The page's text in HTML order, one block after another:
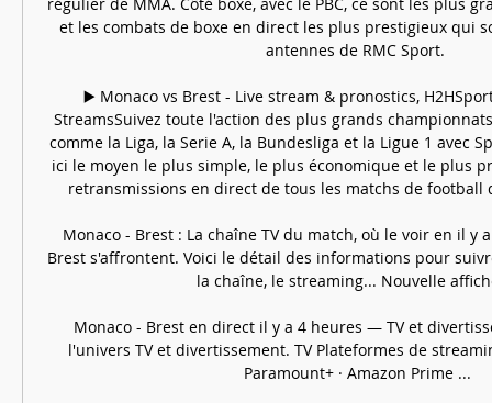
et les combats de boxe en direct les plus prestigieux qui
antennes de RMC Sport.
▶️ Monaco vs Brest - Live stream & pronostics,
StreamsSuivez toute l'action des plus grands
comme la Liga, la Serie A, la Bundesliga et la Ligue 1 avec
ici le moyen le plus simple, le plus économique et le plus
retransmissions en direct de tous les matchs de
Monaco - Brest : La chaîne TV du match, où le voir en il y
Brest s'affrontent. Voici le détail des informations pour
la chaîne, le streaming... Nouvelle
Monaco - Brest en direct il y a 4 heures — TV et
l'univers TV et divertissement. TV Plateformes de
Paramount+ · Amazon Prime ...